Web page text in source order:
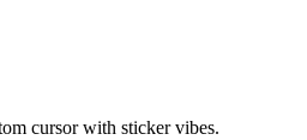
cursor with sticker vibes.